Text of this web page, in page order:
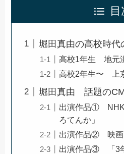
目
堀田真由の高校時代
高校1年生 地元
高校2年生〜 上
堀田真由 話題の
出演作品① NHK
ろてんか」
出演作品② 映画
出演作品③ 「3